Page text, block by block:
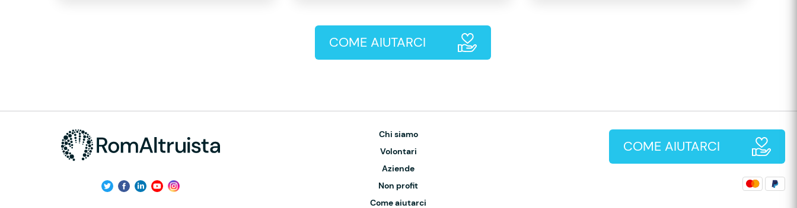
COME AIUTARCI
Chi siamo
Volontari
Aziende
Non profit
Come aiutarci
COME AIUTARCI